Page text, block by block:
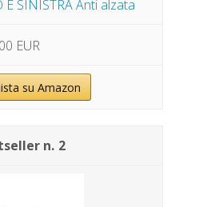
E SINISTRA Anti alzata
EUR
su Amazon
2